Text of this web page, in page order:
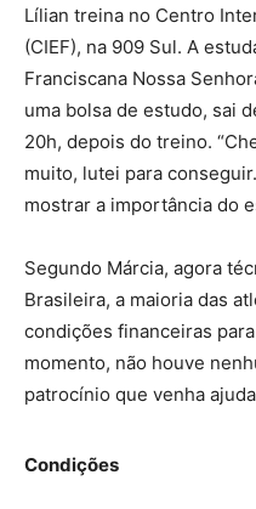
Lílian treina no Centro
(CIEF), na 909 Sul. A
Franciscana Nossa
uma bolsa de estudo, sai
20h, depois do treino.
muito, lutei para
mostrar a importância do
Segundo Márcia, agora
Brasileira, a maioria das
condições financeiras
momento, não houve
patrocínio que venha
Condições